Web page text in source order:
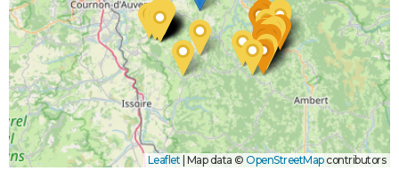
Leaflet | Map data © OpenStreetMapcontributors